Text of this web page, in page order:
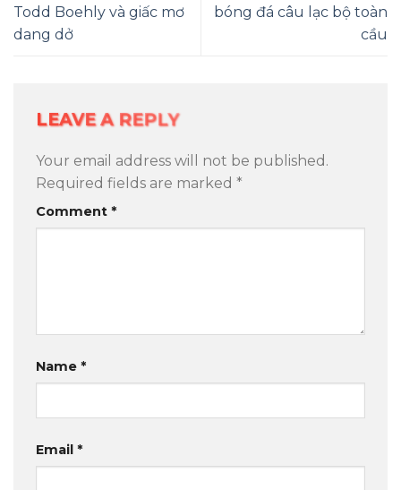
Todd Boehly và giấc mơ
dang dở
bóng đá câu lạc bộ toàn
cầu
LEAVE A REPLY
Your email address will not be published.
Required fields are marked *
Comment *
Name *
Email *